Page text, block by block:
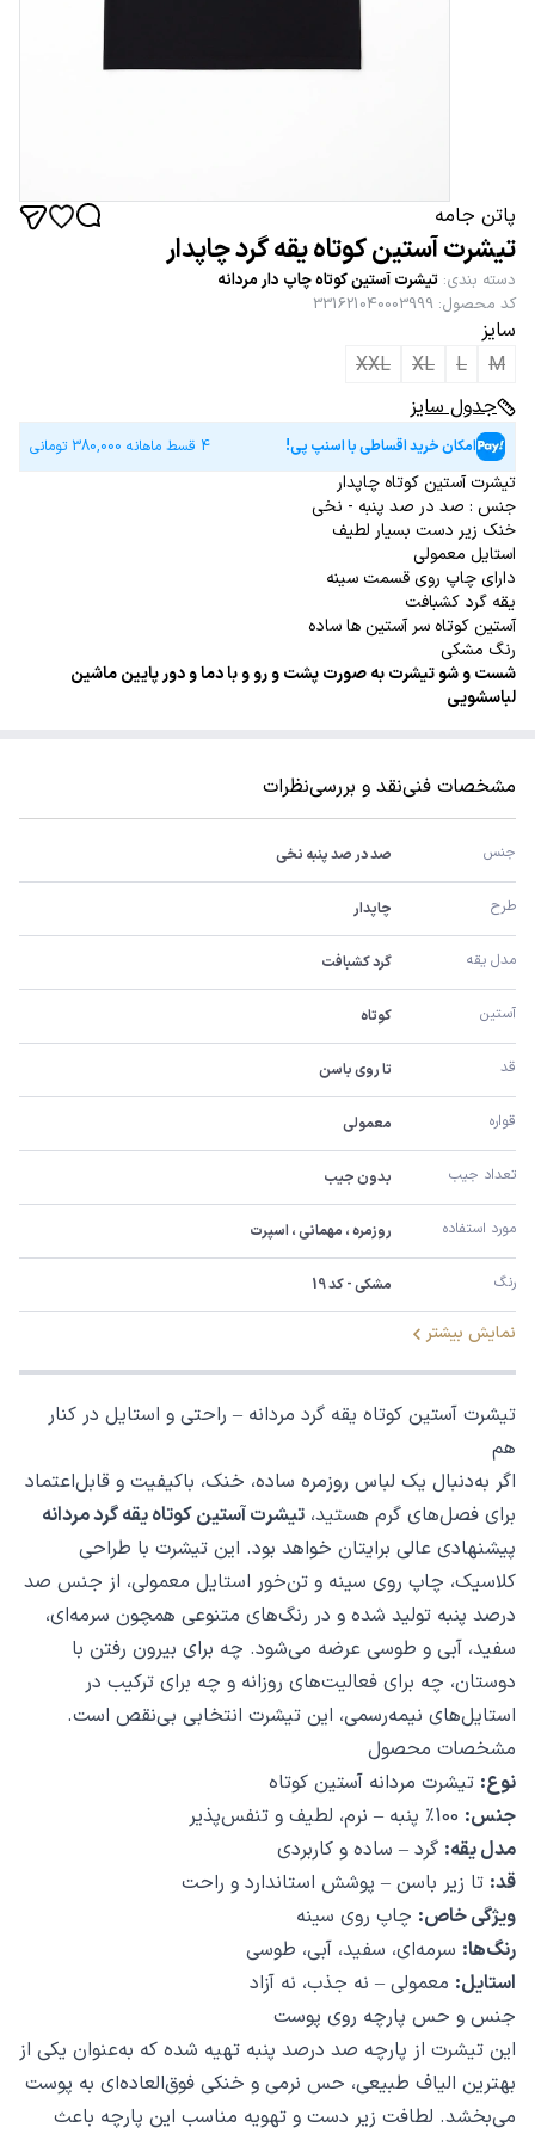
پاتن جامه
تیشرت آستین کوتاه یقه گرد چاپدار
دسته بندی: تیشرت آستین کوتاه چاپ دار مردانه
کد محصول:
331621040003999
سایز
M
L
XL
XXL
جدول سایز
امکان خرید اقساطی با اسنپ پی! 4 قسط ماهانه 380,000 تومانی
تیشرت آستین کوتاه چاپدار
جنس : صد در صد پنبه - نخی
خنک زیر دست بسیار لطیف
استایل معمولی
دارای چاپ روی قسمت سینه
یقه گرد کشبافت
آستین کوتاه سر آستین ها ساده
رنگ مشکی
شست و شو تیشرت به صورت پشت و رو و با دما و دور پایین ماشین
لباسشویی
مشخصات فنینقد و بررسینظرات
جنس صد در صد پنبه نخی
طرح چاپدار
مدل یقه گرد کشبافت
آستین کوتاه
قد تا روی باسن
قواره معمولی
تعداد جیب بدون جیب
مورد استفاده روزمره ، مهمانی ، اسپرت
رنگ مشکی - کد 19
نمایش بیشتر
تیشرت آستین کوتاه یقه گرد مردانه – راحتی و استایل در کنار
هم
اگر به‌دنبال یک لباس روزمره ساده، خنک، باکیفیت و قابل‌اعتماد
برای فصل‌های گرم هستید، تیشرت آستین کوتاه یقه گرد مردانه
پیشنهادی عالی برایتان خواهد بود. این تیشرت با طراحی
کلاسیک، چاپ روی سینه و تن‌خور استایل معمولی، از جنس صد
درصد پنبه تولید شده و در رنگ‌های متنوعی همچون سرمه‌ای،
سفید، آبی و طوسی عرضه می‌شود. چه برای بیرون رفتن با
دوستان، چه برای فعالیت‌های روزانه و چه برای ترکیب در
استایل‌های نیمه‌رسمی، این تیشرت انتخابی بی‌نقص است.
مشخصات محصول
نوع: تیشرت مردانه آستین کوتاه
جنس:
مدل یقه: گرد – ساده و کاربردی
قد: تا زیر باسن – پوشش استاندارد و راحت
ویژگی خاص: چاپ روی سینه
رنگ‌ها: سرمه‌ای، سفید، آبی، طوسی
استایل: معمولی – نه جذب، نه آزاد
جنس و حس پارچه روی پوست
این تیشرت از پارچه صد درصد پنبه تهیه شده که به‌عنوان یکی از
بهترین الیاف طبیعی، حس نرمی و خنکی فوق‌العاده‌ای به پوست
می‌بخشد. لطافت زیر دست و تهویه مناسب این پارچه باعث